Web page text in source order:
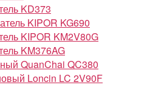
KD373
KIPOR KG690
KIPOR KM2V80G
KM376AG
QuanChai QC380
Loncin LC 2V90F